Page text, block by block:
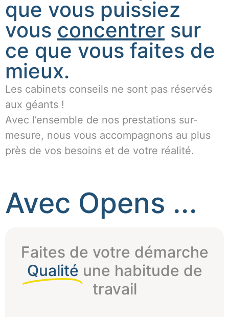
que vous puissiez
vous concentrer sur
ce que vous faites de
mieux.
Les cabinets conseils ne sont pas réservés
aux géants !
Avec l’ensemble de nos prestations sur-
mesure, nous vous accompagnons au plus
près de vos besoins et de votre réalité.
Avec Opens ...
Faites de votre démarche
Qualité une habitude de
travail